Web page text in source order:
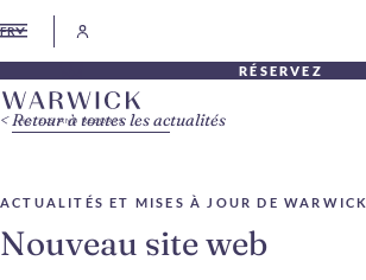
FR
RÉSERVEZ
ACTUALITÉS ET MISES À JOUR DE WARWICK
Nouveau site web
Retour à toutes les actualités